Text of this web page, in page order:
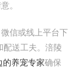
。
信或线上平台下
配送工夫。涪陵
的养宠专家确保